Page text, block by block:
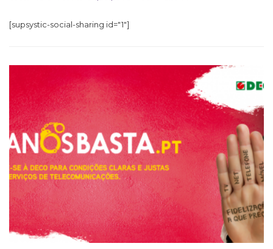
[supsystic-social-sharing id="1"]